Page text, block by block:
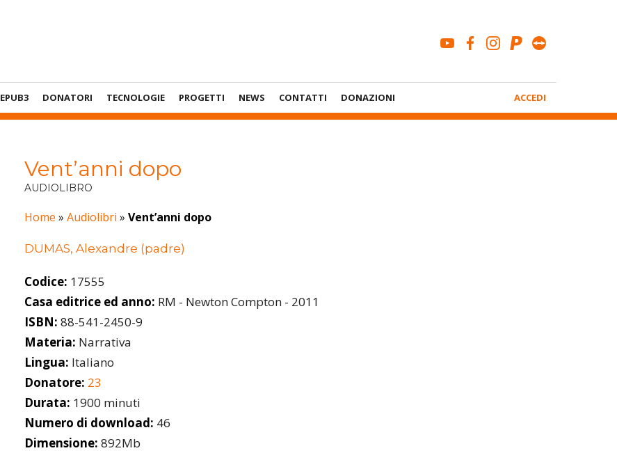
youtubefacebook
instagram
paypal
EPUB3 DONATORI TECNOLOGIE PROGETTI NEWS CONTATTI DONAZIONI
Account
ACCEDI
Vent’anni dopo
AUDIOLIBRO
Home » Audiolibri » Vent’anni dopo
DUMAS, Alexandre (padre)
Codice: 17555
Casa editrice ed anno: RM - Newton Compton - 2011
ISBN: 88-541-2450-9
Materia: Narrativa
Lingua: Italiano
Donatore: 23
Durata: 1900 minuti
Numero di download: 46
Dimensione: 892Mb